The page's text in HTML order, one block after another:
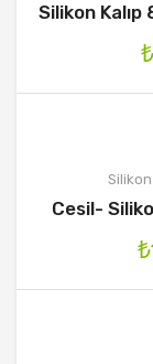
Silikon Kalıp
₺
Silikon
Cesil-
₺